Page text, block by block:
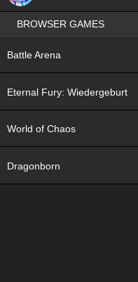
BROWSER GAMES
Battle Arena
Eternal Fury: Wiedergeburt
World of Chaos
Dragonborn